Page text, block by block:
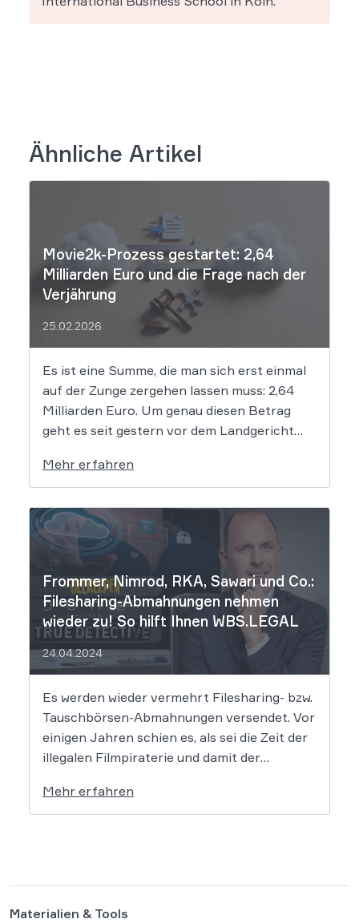
Ähnliche Artikel
Movie2k-Prozess gestartet: 2,64
Milliarden Euro und die Frage nach der
Verjährung
25.02.2026
Es ist eine Summe, die man sich erst einmal
auf der Zunge zergehen lassen muss: 2,64
Milliarden Euro. Um genau diesen Betrag
geht es seit gestern vor dem Landgericht
mutmaßlichen Hintermänner von
„Movie2k.to“ begonnen. Das war in den
frühen 2010er Jahren eine […]
Mehr erfahren
Frommer, Nimrod, RKA, Sawari und Co.:
Filesharing-Abmahnungen nehmen
wieder zu! So hilft Ihnen WBS.LEGAL
24.04.2024
Es werden wieder vermehrt Filesharing- bzw.
Tauschbörsen-Abmahnungen versendet. Vor
einigen Jahren schien es, als sei die Zeit der
illegalen Filmpiraterie und damit der
ist nicht so. Vor allem die bekannte Kanzlei
Frommer.Legal sowie einige weitere
Mehr erfahren
Materialien & Tools